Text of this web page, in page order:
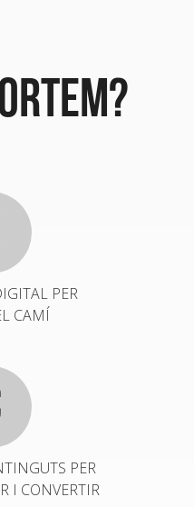
PER
CAMÍ
PER
I CONVERTIR